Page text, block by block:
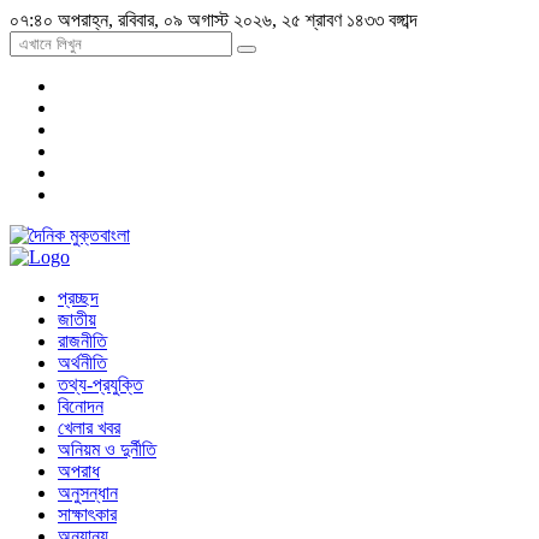
০৭:৪০ অপরাহ্ন, রবিবার, ০৯ অগাস্ট ২০২৬, ২৫ শ্রাবণ ১৪৩৩ বঙ্গাব্দ
প্রচ্ছদ
জাতীয়
রাজনীতি
অর্থনীতি
তথ্য-প্রযুক্তি
বিনোদন
খেলার খবর
অনিয়ম ও দুর্নীতি
অপরাধ
অনুসন্ধান
সাক্ষাৎকার